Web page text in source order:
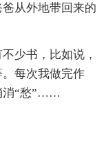
从外地带回来的
少书，比如说，
每次我做完作
消“愁”……